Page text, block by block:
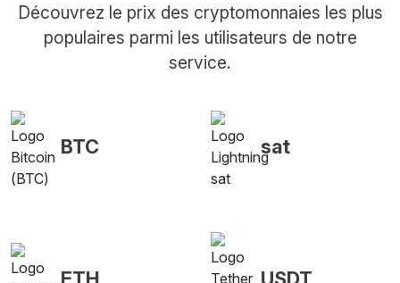
Découvrez le prix des cryptomonnaies les plus
populaires parmi les utilisateurs de notre
service.
BTC sat